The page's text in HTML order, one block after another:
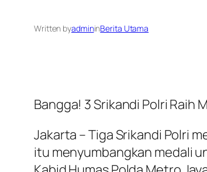
Written byadmininBerita Utama
Bangga! 3 Srikandi Polri Raih
Jakarta – Tiga Srikandi Polri
itu menyumbangkan medali